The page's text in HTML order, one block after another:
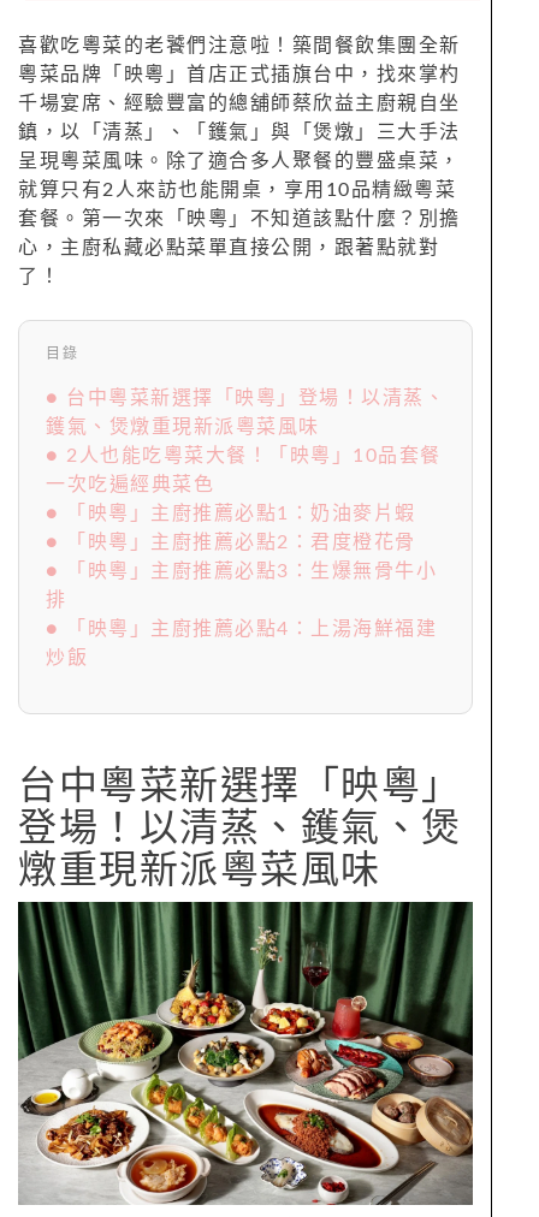
喜歡吃粵菜的老饕們注意啦！築間餐飲集團全新
粵菜品牌「映粵」首店正式插旗台中，找來掌杓
千場宴席、經驗豐富的總舖師蔡欣益主廚親自坐
鎮，以「清蒸」、「鑊氣」與「煲燉」三大手法
呈現粵菜風味。除了適合多人聚餐的豐盛桌菜，
就算只有2人來訪也能開桌，享用10品精緻粵菜
套餐。第一次來「映粵」不知道該點什麼？別擔
心，主廚私藏必點菜單直接公開，跟著點就對
了！
目錄
● 台中粵菜新選擇「映粵」登場！以清蒸、
鑊氣、煲燉重現新派粵菜風味
● 2人也能吃粵菜大餐！「映粵」10品套餐
一次吃遍經典菜色
● 「映粵」主廚推薦必點1：奶油麥片蝦
● 「映粵」主廚推薦必點2：君度橙花骨
● 「映粵」主廚推薦必點3：生爆無骨牛小
排
● 「映粵」主廚推薦必點4：上湯海鮮福建
炒飯
台中粵菜新選擇「映粵」
登場！以清蒸、鑊氣、煲
燉重現新派粵菜風味